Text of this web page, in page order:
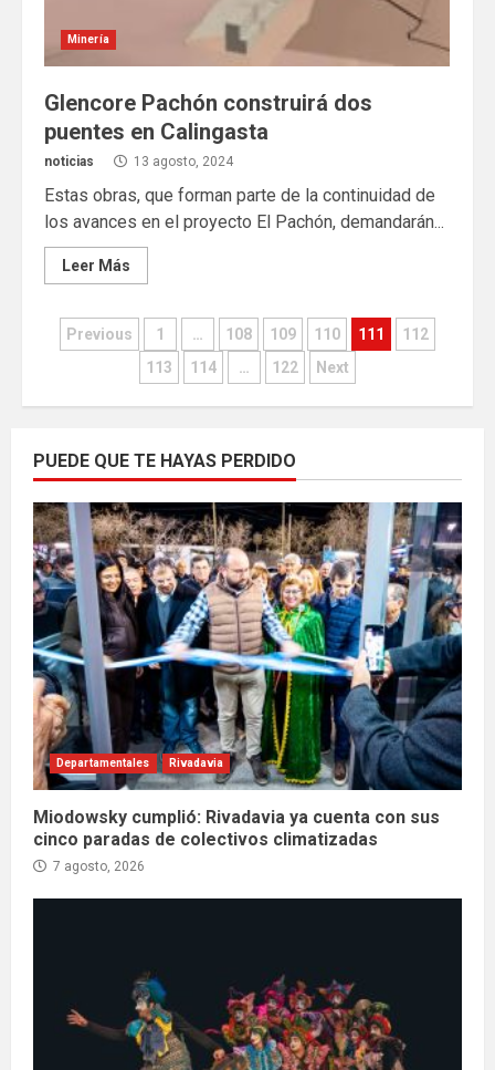
Minería
Glencore Pachón construirá dos
puentes en Calingasta
noticias 13 agosto, 2024
Estas obras, que forman parte de la continuidad de
los avances en el proyecto El Pachón, demandarán...
Leer Más
Paginación
de
Previous 1 … 108 109 110 111
112
113
114 … 122 Next
PUEDE QUE TE HAYAS PERDIDO
Departamentales Rivadavia
Miodowsky cumplió: Rivadavia ya cuenta con sus
cinco paradas de colectivos climatizadas
7 agosto, 2026